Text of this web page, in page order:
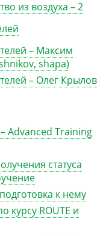
из воздуха – 2
– Максим
shapa)
– Олег Крылов
Advanced Training
статуса
к нему
курсу ROUTE и